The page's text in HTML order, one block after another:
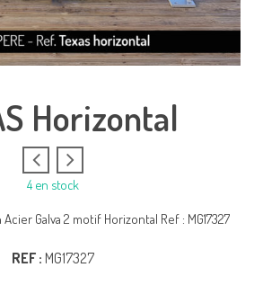
Horizontal
4 en stock
Galva 2 motif Horizontal Ref : MG17327
REF : MG17327